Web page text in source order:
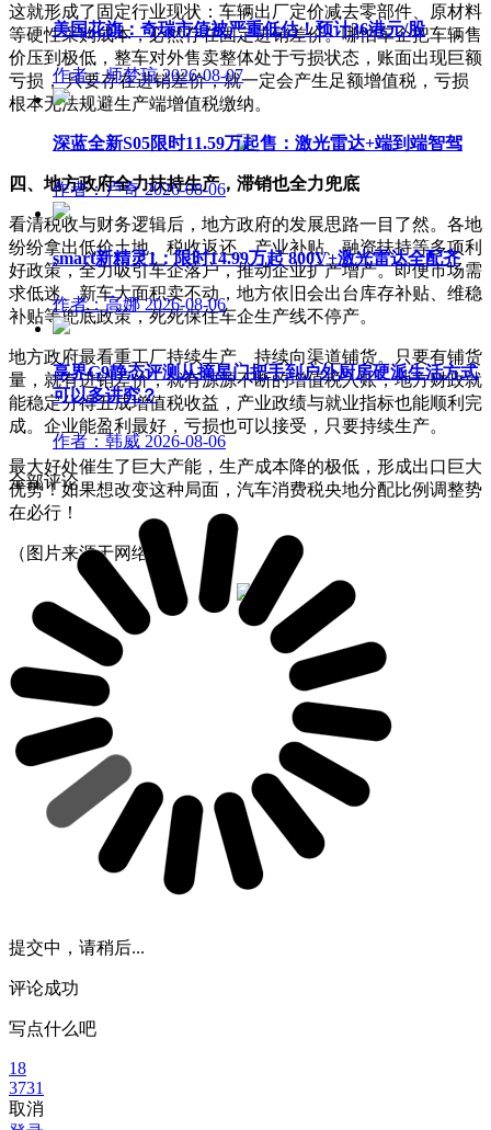
这就形成了固定行业现状：车辆出厂定价减去零部件、原材料
等硬性采购成本，必然存在固定进销差价。哪怕车企把车辆售
价压到极低，整车对外售卖整体处于亏损状态，账面出现巨额
亏损， 只要存在进销差价，就一定会产生足额增值税，亏损
根本无法规避生产端增值税缴纳。
四、地方政府全力扶持生产，滞销也全力兜底
看清税收与财务逻辑后，地方政府的发展思路一目了然。各地
纷纷拿出低价土地、税收返还、产业补贴、融资扶持等多项利
好政策，全力吸引车企落户，推动企业扩产增产。即便市场需
求低迷、新车大面积卖不动，地方依旧会出台库存补贴、维稳
补贴等兜底政策，死死保住车企生产线不停产。
地方政府最看重工厂持续生产、持续向渠道铺货。只要有铺货
量，就有进销差价，就有源源不断的增值税入账，地方财政就
能稳定分得五成增值税收益，产业政绩与就业指标也能顺利完
成。企业能盈利最好，亏损也可以接受，只要持续生产。
最大好处催生了巨大产能，生产成本降的极低，形成出口巨大
优势！如果想改变这种局面，汽车消费税央地分配比例调整势
在必行！
（图片来源于网络）
美国花旗：奇瑞市值被严重低估！预计36港元/股
作者：师梦琼 2026-08-07
深蓝全新S05限时11.59万起售：激光雷达+端到端智驾
作者：卢奇 2026-08-06
smart新精灵1：限时14.99万起 800V+激光雷达全配齐
作者：高娜 2026-08-06
享界G9静态评测从摘星门把手到户外厨房硬派生活方式
可以多讲究？
作者：韩威 2026-08-06
全部评论
提交中，请稍后...
评论成功
写点什么吧
18
3731
取消